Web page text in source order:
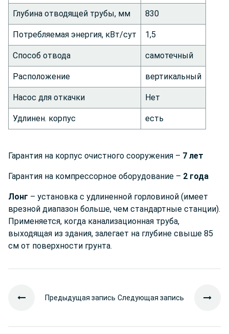
Глубина отводящей трубы, мм 830
Потребляемая энергия, кВт/сут 1,5
Способ отвода самотечный
Расположение вертикальный
Насос для откачки Нет
Удлинен. корпус есть
Гарантия на корпус очистного сооружения – 7 лет
Гарантия на компрессорное оборудование – 2 года
Лонг – установка с удлиненной горловиной (имеет
врезной диапазон больше, чем стандартные станции).
Применяется, когда канализационная труба,
выходящая из здания, залегает на глубине свыше 85
см от поверхности грунта.
Предыдущая запись Следующая запись